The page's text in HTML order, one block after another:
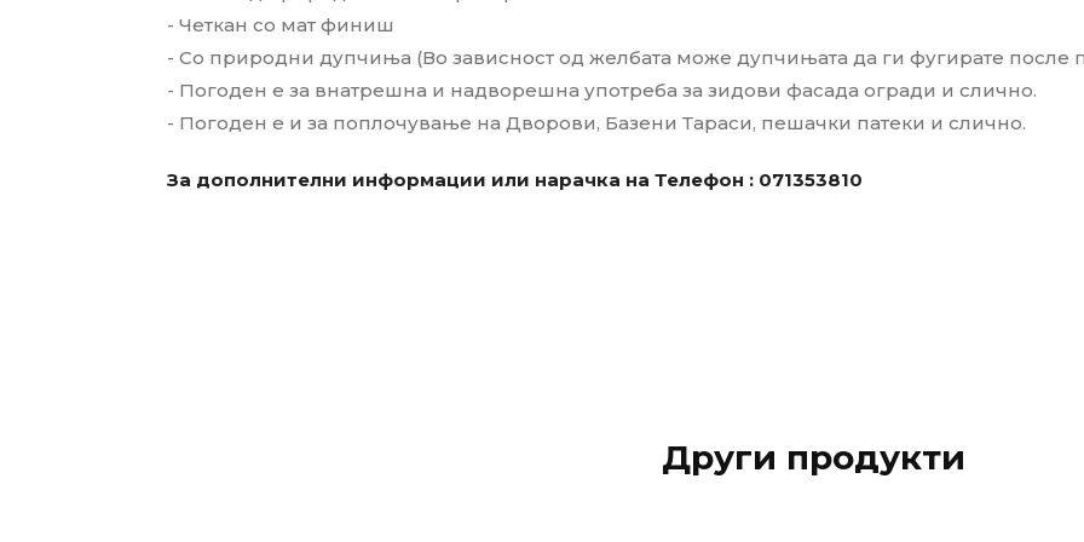
- Четкан со мат финиш
- Со природни дупчиња (Во зависност од желбата може дупчињата да ги фугирате после
- Погоден е за внатрешна и надворешна употреба за зидови фасада огради и слично.
- Погоден е и за поплочување на Дворови, Базени Тараси, пешачки патеки и слично.
За дополнителни информации или нарачка на Телефон : 071353810
Други продукти